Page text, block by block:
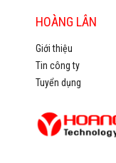
HOÀNG LÂN
Giới thiệu
Tin công ty
Tuyển dụng